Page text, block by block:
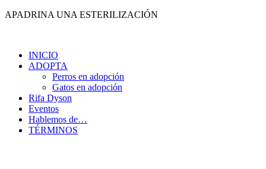
Ir
APADRINA UNA ESTERILIZACIÓN
INICIO
ADOPTA
Perros en adopción
Gatos en adopción
Rifa Dyson
Eventos
Hablemos de…
TÉRMINOS